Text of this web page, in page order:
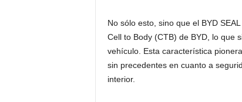
No sólo esto, sino que el BYD
Cell to Body (CTB) de BYD, lo que
vehículo. Esta característica
sin precedentes en cuanto a
interior.